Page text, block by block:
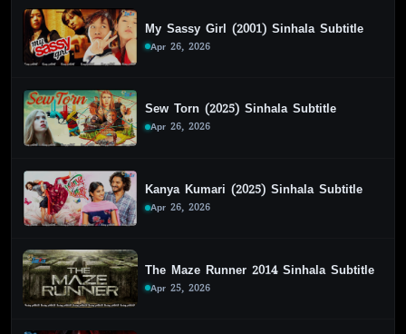
My Sassy Girl (2001) Sinhala Subtitle
Apr 26, 2026
Sew Torn (2025) Sinhala Subtitle
Apr 26, 2026
Kanya Kumari (2025) Sinhala Subtitle
Apr 26, 2026
The Maze Runner 2014 Sinhala Subtitle
Apr 25, 2026